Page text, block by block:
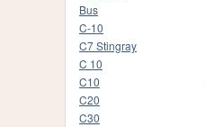
Bus
C-10
C7 Stingray
C 10
C10
C20
C30